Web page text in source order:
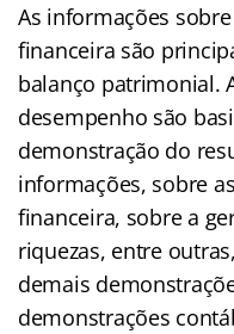
As informações
financeira são
balanço patrimonial.
desempenho são
demonstração do
informações, sobre
financeira, sobre a
riquezas, entre
demais
demonstrações